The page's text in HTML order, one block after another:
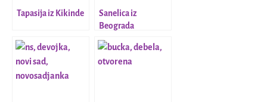
Tapasija iz Kikinde
Sanelica iz
Beograda